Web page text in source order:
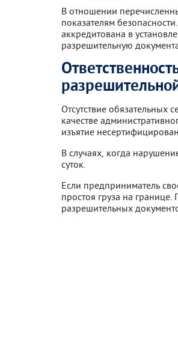
В отношении
показателям
аккредитована в
разрешительную
Отсутствие обязательных
качестве
изъятие
В случаях, когда
суток.
Если предприниматель
простоя груза на
разрешительных